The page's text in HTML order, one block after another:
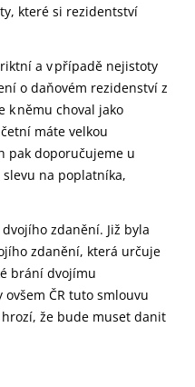
které si rezidentství
a v případě nejistoty
o daňovém rezidenství z
k němu choval jako
máte velkou
pak doporučujeme u
na poplatníka,
zdanění. Již byla
zdanění, která určuje
brání dvojímu
ovšem ČR tuto smlouvu
že bude muset danit